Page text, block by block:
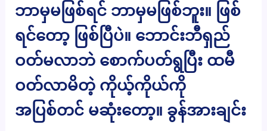
ဘာမှမဖြစ်ရင် ဘာမှမဖြစ်ဘူး။ ဖြစ်
ရင်တော့ ဖြစ်ပြီပဲ။ ဘောင်းဘီရှည်
ဝတ်မလာဘဲ စောက်ပတ်ရွပြီး ထမီ
ဝတ်လာမိတဲ့ ကိုယ့်ကိုယ်ကို
အပြစ်တင် မဆုံးတော့။ ခွန်အားချင်း